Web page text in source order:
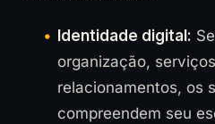
Identidade digital:
organização,
relacionamentos, os
compreendem seu